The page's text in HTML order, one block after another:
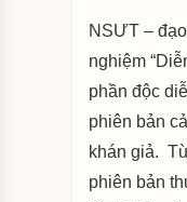
NSƯT –
nghiệm
phần độc
phiên bản
khán giả.
phiên bản